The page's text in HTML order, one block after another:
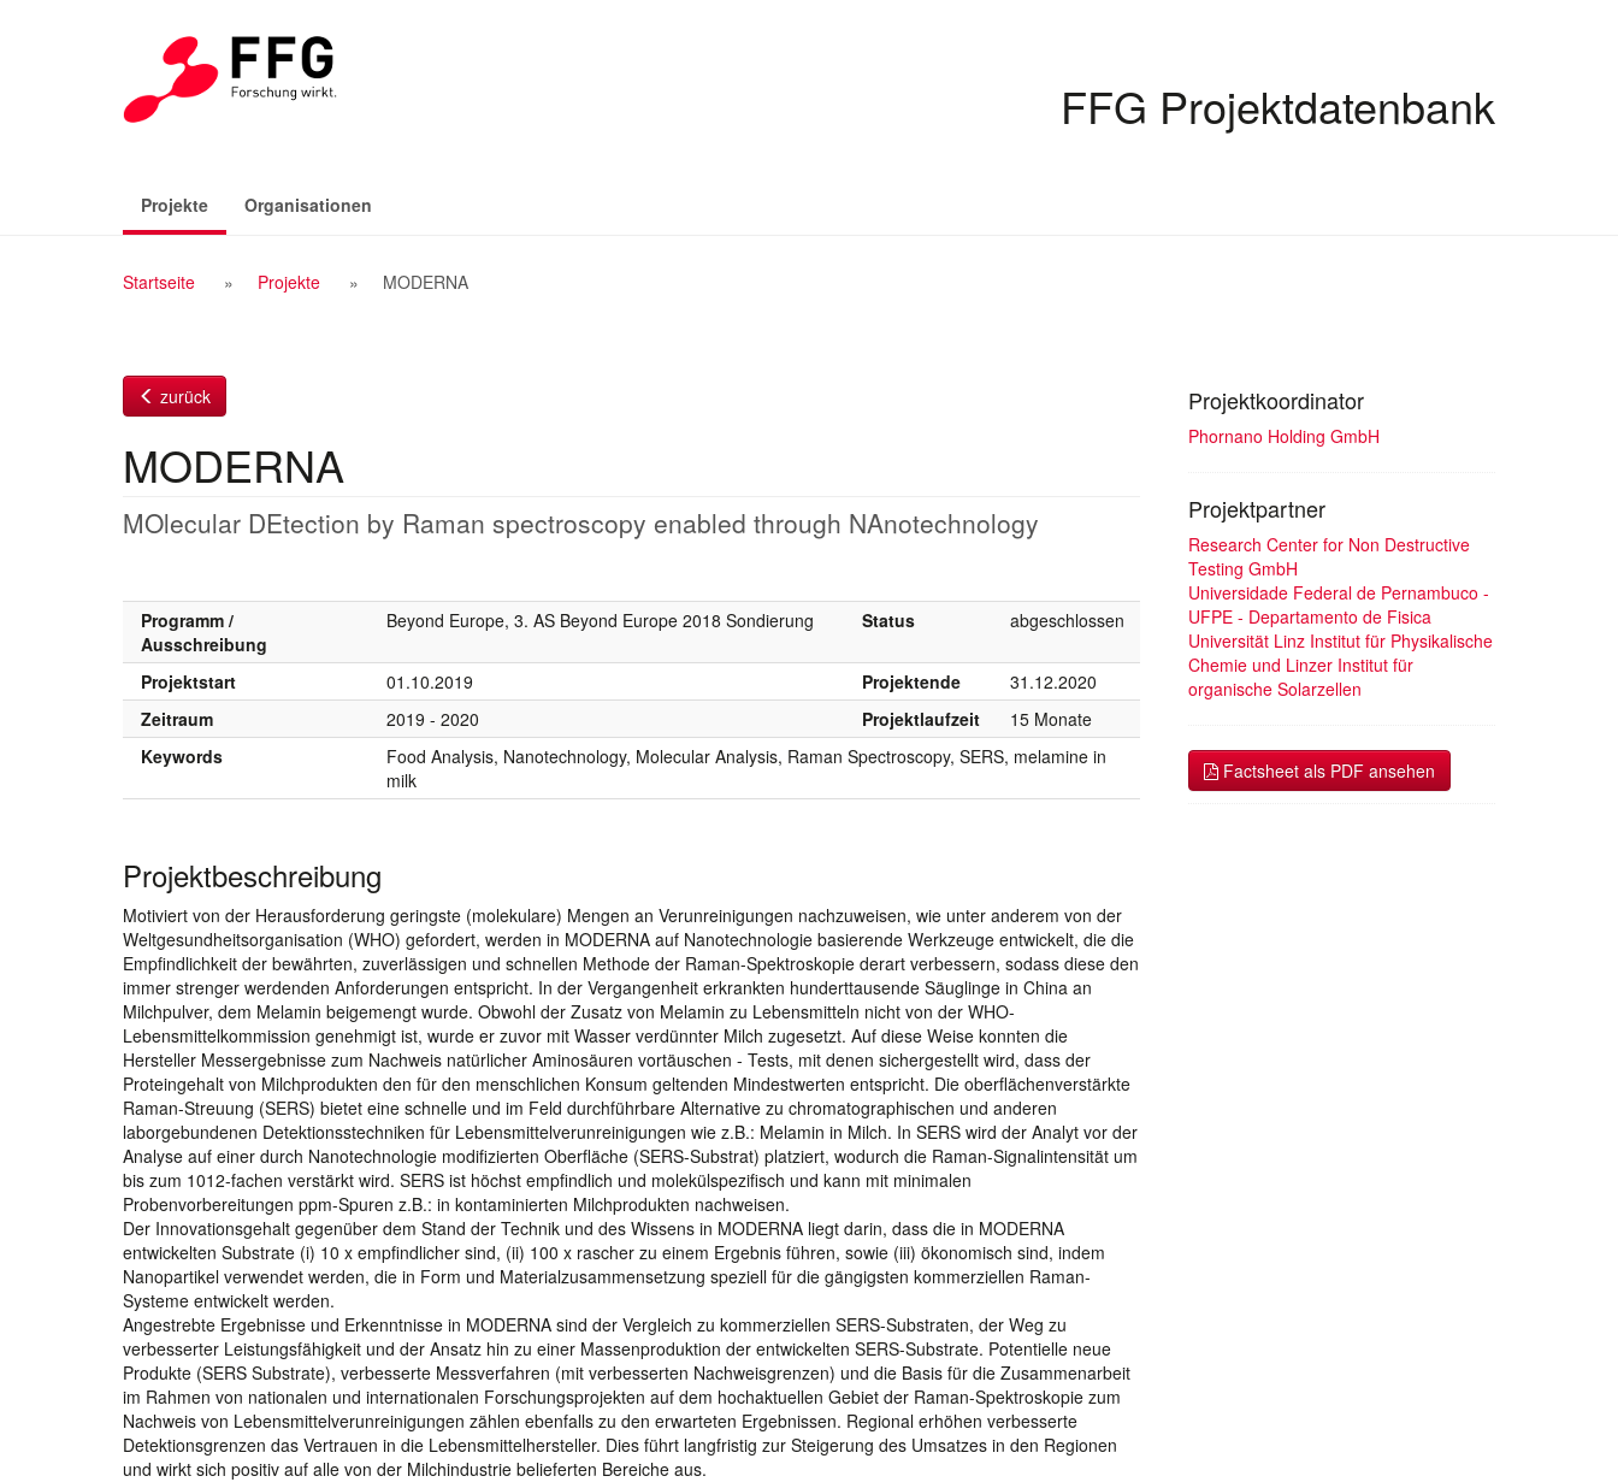
FFG Projektdatenbank
Projekte(aktiv)Organisationen
Breadcrumb
Startseite Projekte MODERNA
zurück
MODERNA
MOlecular DEtection by Raman spectroscopy enabled through NAnotechnology
Programm /
Ausschreibung
Beyond Europe, 3. AS Beyond Europe 2018 Sondierung Status abgeschlossen
Projektstart 01.10.2019 Projektende
31.12.2020
Zeitraum
2019 - 2020 Projektlaufzeit
15 Monate
Keywords
Food Analysis, Nanotechnology, Molecular Analysis, Raman Spectroscopy, SERS, melamine in
milk
Projektbeschreibung
Motiviert von der Herausforderung geringste (molekulare) Mengen an Verunreinigungen nachzuweisen, wie unter anderem von der
Weltgesundheitsorganisation (WHO) gefordert, werden in MODERNA auf Nanotechnologie basierende Werkzeuge entwickelt, die die
Empfindlichkeit der bewährten, zuverlässigen und schnellen Methode der Raman-Spektroskopie derart verbessern, sodass diese den
immer strenger werdenden Anforderungen entspricht. In der Vergangenheit erkrankten hunderttausende Säuglinge in China an
Milchpulver, dem Melamin beigemengt wurde. Obwohl der Zusatz von Melamin zu Lebensmitteln nicht von der WHO-
Lebensmittelkommission genehmigt ist, wurde er zuvor mit Wasser verdünnter Milch zugesetzt. Auf diese Weise konnten die
Hersteller Messergebnisse zum Nachweis natürlicher Aminosäuren vortäuschen - Tests, mit denen sichergestellt wird, dass der
Proteingehalt von Milchprodukten den für den menschlichen Konsum geltenden Mindestwerten entspricht. Die oberflächenverstärkte
Raman-Streuung (SERS) bietet eine schnelle und im Feld durchführbare Alternative zu chromatographischen und anderen
laborgebundenen Detektionsstechniken für Lebensmittelverunreinigungen wie z.B.: Melamin in Milch. In SERS wird der Analyt vor der
Analyse auf einer durch Nanotechnologie modifizierten Oberfläche (SERS-Substrat) platziert, wodurch die Raman-Signalintensität um
bis zum 1012-fachen verstärkt wird. SERS ist höchst empfindlich und molekülspezifisch und kann mit minimalen
Probenvorbereitungen ppm-Spuren z.B.: in kontaminierten Milchprodukten nachweisen.
Der Innovationsgehalt gegenüber dem Stand der Technik und des Wissens in MODERNA liegt darin, dass die in MODERNA
entwickelten Substrate (i) 10 x empfindlicher sind, (ii) 100 x rascher zu einem Ergebnis führen, sowie (iii) ökonomisch sind, indem
Nanopartikel verwendet werden, die in Form und Materialzusammensetzung speziell für die gängigsten kommerziellen Raman-
Systeme entwickelt werden.
Angestrebte Ergebnisse und Erkenntnisse in MODERNA sind der Vergleich zu kommerziellen SERS-Substraten, der Weg zu
verbesserter Leistungsfähigkeit und der Ansatz hin zu einer Massenproduktion der entwickelten SERS-Substrate. Potentielle neue
Produkte (SERS Substrate), verbesserte Messverfahren (mit verbesserten Nachweisgrenzen) und die Basis für die Zusammenarbeit
im Rahmen von nationalen und internationalen Forschungsprojekten auf dem hochaktuellen Gebiet der Raman-Spektroskopie zum
Nachweis von Lebensmittelverunreinigungen zählen ebenfalls zu den erwarteten Ergebnissen. Regional erhöhen verbesserte
Detektionsgrenzen das Vertrauen in die Lebensmittelhersteller. Dies führt langfristig zur Steigerung des Umsatzes in den Regionen
und wirkt sich positiv auf alle von der Milchindustrie belieferten Bereiche aus.
Projektkoordinator
Phornano Holding GmbH
Projektpartner
Research Center for Non Destructive
Testing GmbH
Universidade Federal de Pernambuco -
UFPE - Departamento de Fisica
Universität Linz Institut für Physikalische
Chemie und Linzer Institut für
organische Solarzellen
Factsheet als PDF ansehen